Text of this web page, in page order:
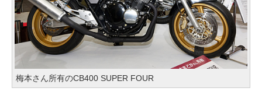
梅本さん所有のCB400 SUPER FOUR